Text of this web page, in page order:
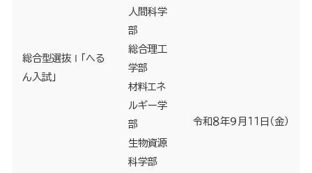
総合型選抜Ⅰ「へる
ん入試」
人間科学
部
総合理工
学部
材料エネ
ルギー学
部
生物資源
科学部
令和８年９月１１日（金）